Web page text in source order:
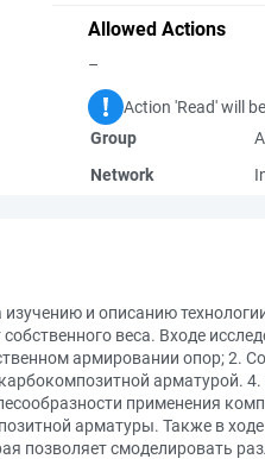
Allowed Actions
–
Action 'Read' will
Group
Network
и описанию
собственного веса. Входе
армировании опор; 2.
арматурой.
применения
арматуры. Также в
позволяет смоделировать